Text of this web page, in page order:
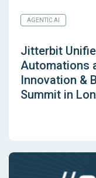
AGENTIC AI
Jitterbit
Automations
Innovation &
Summit in